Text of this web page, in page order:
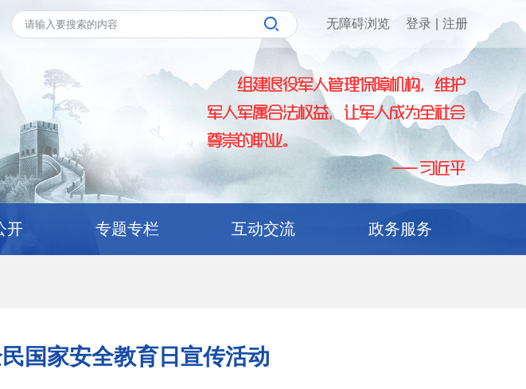
无障碍浏览 登录 注册
开 专题专栏 互动交流 政务服务
国家安全教育日宣传活动